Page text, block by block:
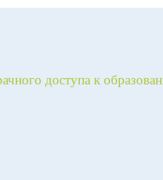
доступа к